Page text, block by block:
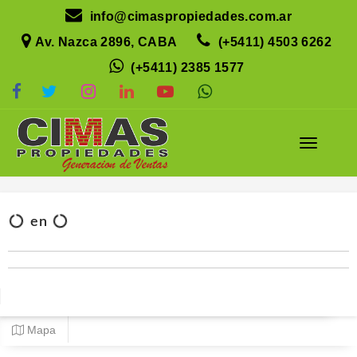
info@cimaspropiedades.com.ar
Av. Nazca 2896, CABA
(+5411) 4503 6262
(+5411) 2385 1577
en
Mapa